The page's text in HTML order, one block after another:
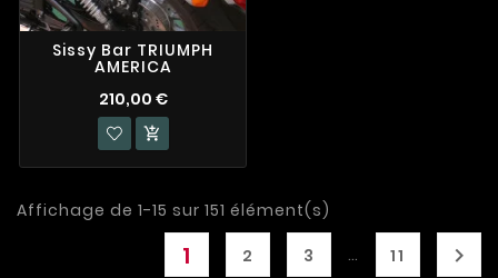
Sissy Bar TRIUMPH
AMERICA
210,00 €

Affichage de 1-15 sur 151 élément(s)
1 2 3 … 11 